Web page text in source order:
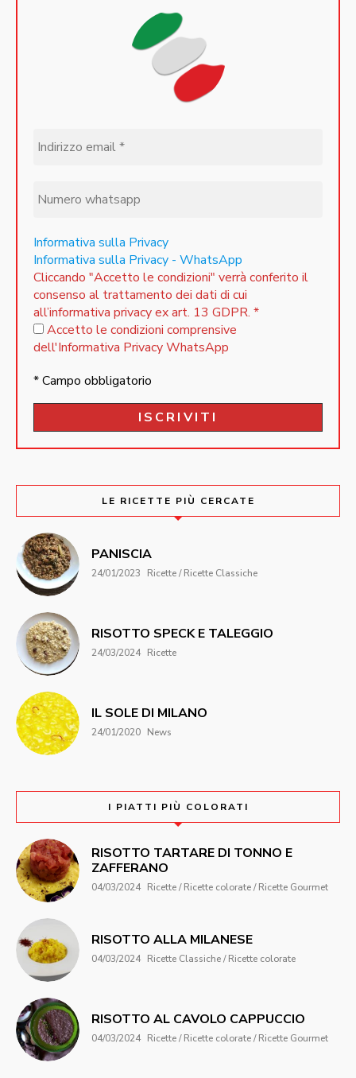
Informativa sulla Privacy
Informativa sulla Privacy - WhatsApp
Cliccando "Accetto le condizioni" verrà conferito il
consenso al trattamento dei dati di cui
all’informativa privacy ex art. 13 GDPR. *
Accetto le condizioni comprensive
dell'Informativa Privacy WhatsApp
* Campo obbligatorio
LE RICETTE PIÙ CERCATE
PANISCIA
24/01/2023 Ricette / Ricette Classiche
RISOTTO SPECK E TALEGGIO
24/03/2024 Ricette
IL SOLE DI MILANO
24/01/2020 News
I PIATTI PIÙ COLORATI
RISOTTO TARTARE DI TONNO E
ZAFFERANO
04/03/2024 Ricette / Ricette colorate / Ricette Gourmet
RISOTTO ALLA MILANESE
04/03/2024 Ricette Classiche / Ricette colorate
RISOTTO AL CAVOLO CAPPUCCIO
04/03/2024 Ricette / Ricette colorate / Ricette Gourmet